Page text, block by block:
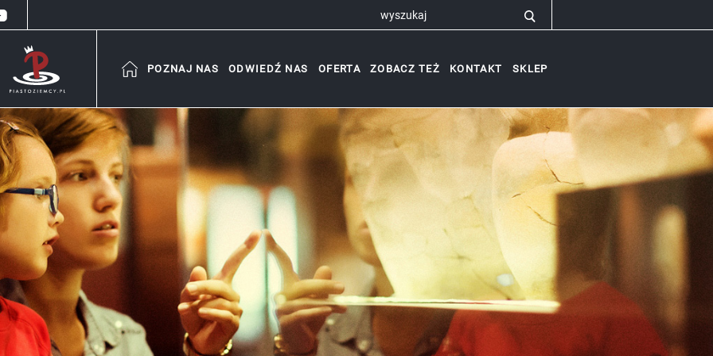
POZNAJ NAS ODWIEDŹ NAS OFERTA ZOBACZ TEŻ KONTAKT SKLEP